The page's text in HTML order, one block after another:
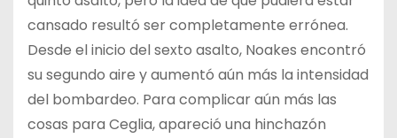
cansado resultó ser completamente errónea.
Desde el inicio del sexto asalto, Noakes encontró
su segundo aire y aumentó aún más la intensidad
del bombardeo. Para complicar aún más las
cosas para Ceglia, apareció una hinchazón